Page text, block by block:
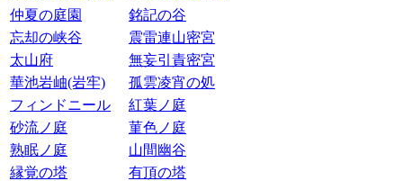
仲夏の庭園
銘記の谷
忘却の峡谷
震雷連山密宮
太山府
無妄引責密宮
華池岩岫(岩牢)
孤雲凌宵の処
フィンドニール
紅葉ノ庭
砂流ノ庭
菫色ノ庭
熟眠ノ庭
山間幽谷
縁覚の塔
有頂の塔